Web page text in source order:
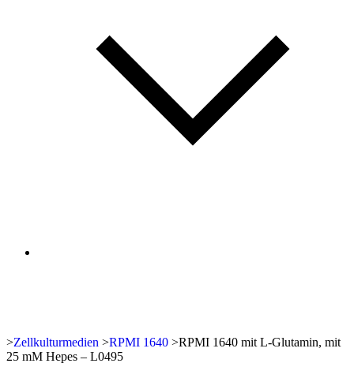
>Zellkulturmedien >RPMI 1640 >RPMI 1640 mit L-Glutamin, mit
25 mM Hepes – L0495